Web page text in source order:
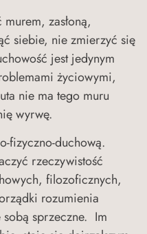
zasłoną,
siebie, nie zmierzyć się
jest jedynym
życiowymi,
nie ma tego muru
wyrwę.
fizyczno-duchową.
rzeczywistość
filozoficznych,
rozumienia
sobą sprzeczne. Im